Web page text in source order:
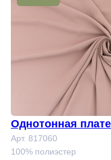
Однотонная
кань Арт.817060
Арт. 817060
100% полиэстер